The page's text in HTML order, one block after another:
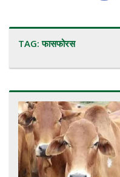
TAG:फासफोरस